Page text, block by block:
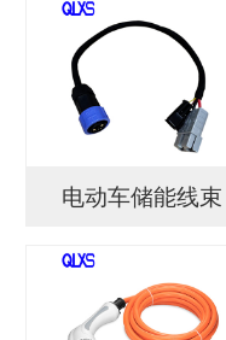
电动车储能线束